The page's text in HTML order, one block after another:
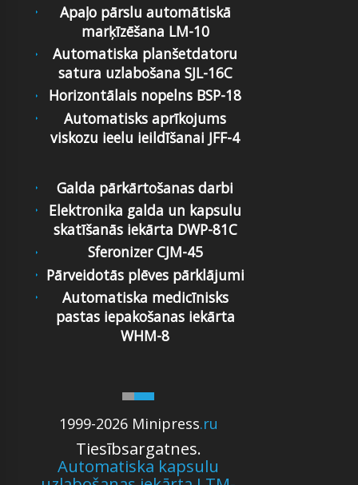
Apaļo pārslu automātiskā
marķīzēšana LM-10
Automatiska planšetdatoru
satura uzlabošana SJL-16C
Horizontālais nopelns BSP-18
Automatisks aprīkojums
viskozu ieelu ieildīšanai JFF-4
1999-2026 Minipress.ru
Tiesībsargatnes.
Automatiska kapsulu
Galda pārkārtošanas darbi
Elektronika galda un kapsulu
skatīšanās iekārta DWP-81C
Sferonizer CJM-45
Pārveidotās plēves pārklājumi
Automatiska medicīnisks
pastas iepakošanas iekārta
WHM-8